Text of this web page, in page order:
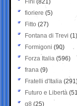
Fini (821)
fioriere (5)
Fitto (27)
Fontana di Trevi (1)
Formigoni (90)
Forza Italia (596)
frana (9)
Fratelli d'Italia
Futuro e Libertà
g8 (25)